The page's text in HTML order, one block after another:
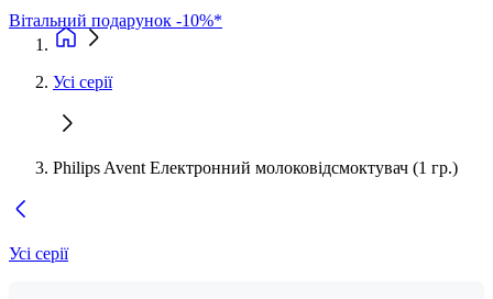
Вітальний подарунок -10%*
Усі серії
Philips Avent Електронний молоковідсмоктувач (1 гр.)
Усі серії